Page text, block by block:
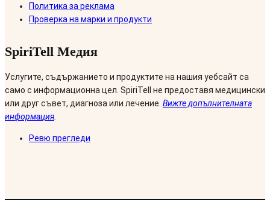
Политика за реклама
Проверка на марки и продукти
SpiriTell Медия
Услугите, съдържанието и продуктите на нашия уебсайт са
само с информационна цел. SpiriTell не предоставя медицински
или друг съвет, диагноза или лечение. Вижте допълнителната
информация
Ревю прегледи